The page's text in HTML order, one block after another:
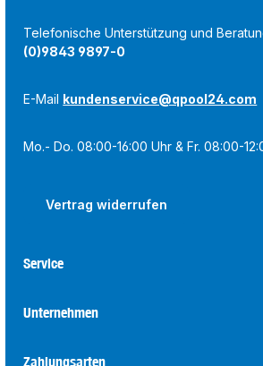
Telefonische Unterstützung und
(0)9843 9897-0
E-Mail kundenservice@qpool24.com
Mo.- Do. 08:00-16:00 Uhr & Fr. 08:00-
Vertrag widerrufen
Service
Unternehmen
Zahlungsarten